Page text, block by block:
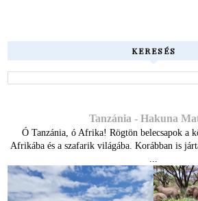
KERESÉS
Tanzánia - Hakuna
Ó Tanzánia, ó Afrika! Rögtön belecsapok a
Afrikába és a szafarik világába. Korábban is